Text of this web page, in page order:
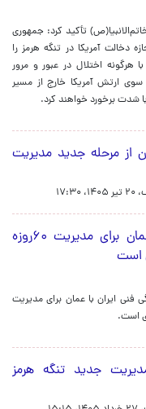
تأکید کرد: جمهوری
دخالت آمریکا در تنگه هرمز را
هرگونه اختلال در عبور و مرور
ارتش آمریکا خارج از مسیر
شدت برخورد خواهند کرد.
از مرحله جدید مدیریت
۲۰ تیر ۱۴۰۵، ۱۷:۳۰
عراقچی: هماهنگی با عمان برای مدیریت ۶۰روزه
است
فنی ایران با عمان برای مدیریت
جدید تنگه هرمز